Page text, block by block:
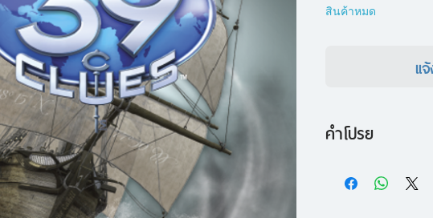
สินค้าหมด
แ
คำโปรย
เงามืดของชายชุ